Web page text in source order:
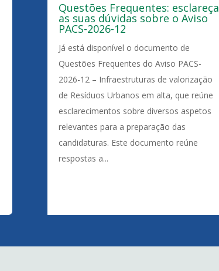
Questões Frequentes: esclareça
as suas dúvidas sobre o Aviso
PACS-2026-12
Já está disponível o documento de
Questões Frequentes do Aviso PACS-
2026-12 – Infraestruturas de valorização
de Resíduos Urbanos em alta, que reúne
esclarecimentos sobre diversos aspetos
relevantes para a preparação das
candidaturas. Este documento reúne
respostas a...